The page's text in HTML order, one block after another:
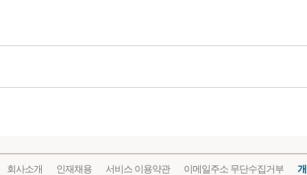
회사소개 인재채용 서비스 이용약관 이메일주소 무단수집거부